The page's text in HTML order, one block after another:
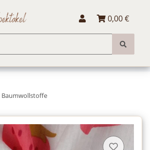
0,00 €
Baumwollstoffe